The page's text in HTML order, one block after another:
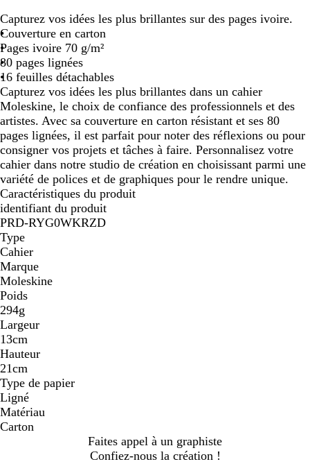
i
r
u
n
i
a
f
t
m
a
r
r
o
n
Capturez vos idées les plus brillantes sur des pages ivoire.
Couverture en carton
Pages ivoire 70 g/m²
80 pages lignées
16 feuilles détachables
Capturez vos idées les plus brillantes dans un cahier
Moleskine, le choix de confiance des professionnels et des
artistes. Avec sa couverture en carton résistant et ses 80
pages lignées, il est parfait pour noter des réflexions ou pour
consigner vos projets et tâches à faire. Personnalisez votre
cahier dans notre studio de création en choisissant parmi une
variété de polices et de graphiques pour le rendre unique.
Caractéristiques du produit
identifiant du produit
PRD-RYG0WKRZD
Type
Cahier
Marque
Moleskine
Poids
294g
Largeur
13cm
Hauteur
21cm
Type de papier
Ligné
Matériau
Carton
Faites appel à un graphiste
Confiez-nous la création !